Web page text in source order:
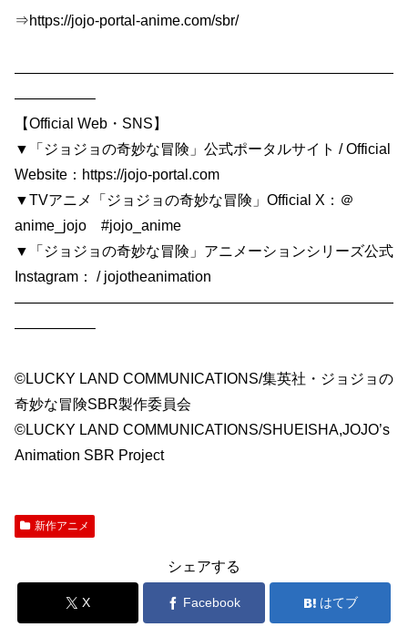
⇒https://jojo-portal-anime.com/sbr/
——————————————————————————
—————–
【Official Web・SNS】
▼「ジョジョの奇妙な冒険」公式ポータルサイト / Official
Website：https://jojo-portal.com
▼TVアニメ「ジョジョの奇妙な冒険」Official X：＠
anime_jojo #jojo_anime
▼「ジョジョの奇妙な冒険」アニメーションシリーズ公式
Instagram： / jojotheanimation
——————————————————————————
—————–
©LUCKY LAND COMMUNICATIONS/集英社・ジョジョの
奇妙な冒険SBR製作委員会
©LUCKY LAND COMMUNICATIONS/SHUEISHA,JOJO’s
Animation SBR Project
新作アニメ
シェアする
X Facebook はてブ